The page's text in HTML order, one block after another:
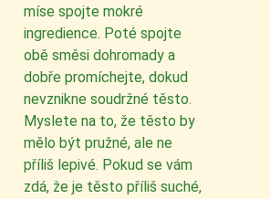
míse spojte mokré
ingredience. Poté spojte
obě směsi dohromady a
dobře promíchejte, dokud
nevznikne soudržné těsto.
Myslete na to, že těsto by
mělo být pružné, ale ne
příliš lepivé. Pokud se vám
zdá, že je těsto příliš suché,